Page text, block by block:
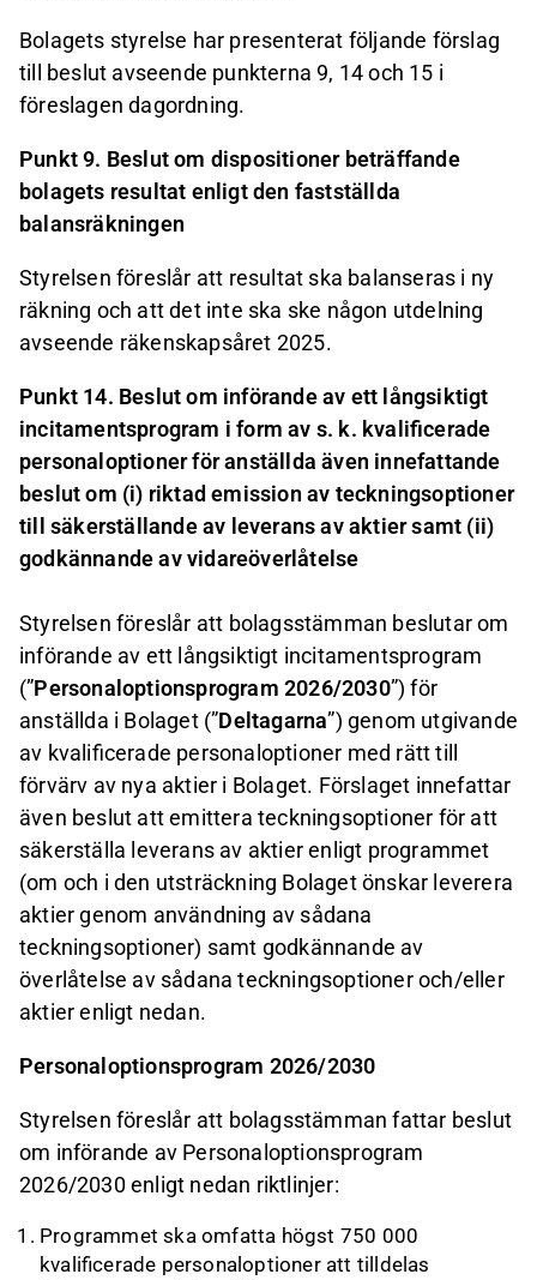
Bolagets styrelse har presenterat följande förslag
till beslut avseende punkterna 9, 14 och 15 i
föreslagen dagordning.
Punkt 9. Beslut om dispositioner beträffande
bolagets resultat enligt den fastställda
balansräkningen
Styrelsen föreslår att resultat ska balanseras i ny
räkning och att det inte ska ske någon utdelning
avseende räkenskapsåret 2025.
Punkt 14. Beslut om införande av ett långsiktigt
incitamentsprogram i form av s. k. kvalificerade
personaloptioner för anställda även innefattande
beslut om (i) riktad emission av teckningsoptioner
till säkerställande av leverans av aktier samt (ii)
godkännande av vidareöverlåtelse
Styrelsen föreslår att bolagsstämman beslutar om
införande av ett långsiktigt incitamentsprogram
(”Personaloptionsprogram 2026/2030”) för
anställda i Bolaget (”Deltagarna”) genom utgivande
av kvalificerade personaloptioner med rätt till
förvärv av nya aktier i Bolaget. Förslaget innefattar
även beslut att emittera teckningsoptioner för att
säkerställa leverans av aktier enligt programmet
(om och i den utsträckning Bolaget önskar leverera
aktier genom användning av sådana
teckningsoptioner) samt godkännande av
överlåtelse av sådana teckningsoptioner och/eller
aktier enligt nedan.
Personaloptionsprogram 2026/2030
Styrelsen föreslår att bolagsstämman fattar beslut
om införande av Personaloptionsprogram
2026/2030 enligt nedan riktlinjer:
Programmet ska omfatta högst 750 000
kvalificerade personaloptioner att tilldelas